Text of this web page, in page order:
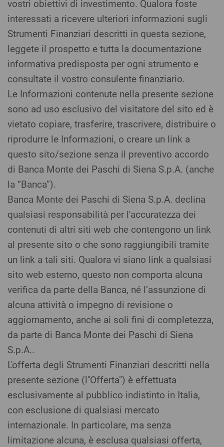
vostri obiettivi di investimento. Qualora foste
interessati a ricevere ulteriori informazioni sugli
Strumenti Finanziari descritti in questa sezione,
leggete il prospetto e tutta la documentazione
informativa predisposta per ogni strumento e
consultate il vostro consulente finanziario.
Le Informazioni contenute nella presente sezione
sono ad uso esclusivo del visitatore del sito ed è
vietato copiare, trasferire, trascrivere, distribuire o
riprodurre le Informazioni, o creare un link a
questo sito/sezione senza il preventivo accordo
di Banca Monte dei Paschi di Siena S.p.A. (anche
la “Banca”).
Banca Monte dei Paschi di Siena S.p.A. declina
qualsiasi responsabilità per l'accuratezza dei
contenuti di altri siti web che contengono un link
al presente sito o che sono raggiungibili tramite
un link a tali siti. Qualora vi siano link a qualsiasi
sito web esterno, questo non comporta alcuna
verifica da parte della Banca, né l’assunzione di
alcuna attività o impegno di revisione o
aggiornamento, anche ai soli fini di completezza,
da parte di Banca Monte dei Paschi di Siena
S.p.A..
L'offerta degli Strumenti Finanziari descritti nella
presente sezione (l''Offerta") è effettuata
esclusivamente al pubblico indistinto in Italia,
con esclusione di qualsiasi mercato
internazionale. In particolare, ma senza
limitazione alcuna, è esclusa qualsiasi offerta,